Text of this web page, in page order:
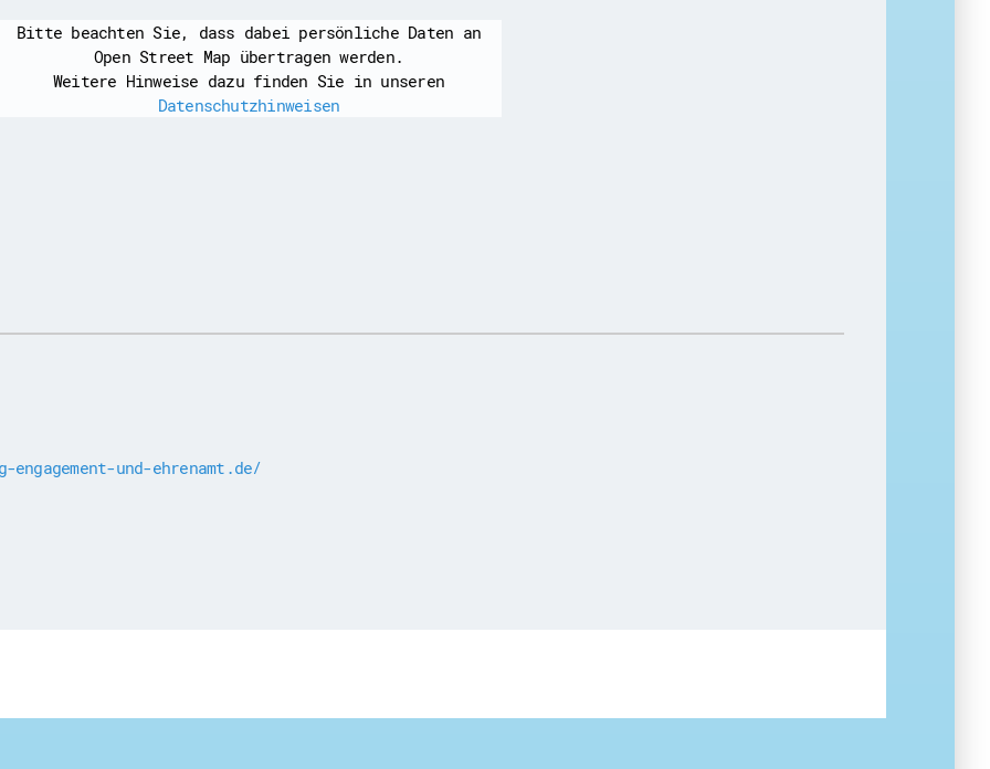
Bitte beachten Sie, dass dabei persönliche Daten an
Open Street Map übertragen werden.
Weitere Hinweise dazu finden Sie in unseren
Datenschutzhinweisen
und-ehrenamt.de/